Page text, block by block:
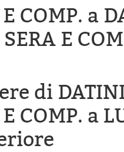
COMP. a
E
di
COMP. a